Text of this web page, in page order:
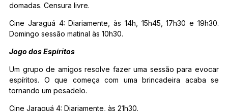
domadas. Censura livre.
Cine Jaraguá 4: Diariamente, às 14h, 15h45, 17h30 e 19h30.
Domingo sessão matinal às 10h30.
Jogo dos Espíritos
Um grupo de amigos resolve fazer uma sessão para evocar
espíritos. O que começa com uma brincadeira acaba se
tornando um pesadelo.
Cine Jaraguá 4: Diariamente, às 21h30.